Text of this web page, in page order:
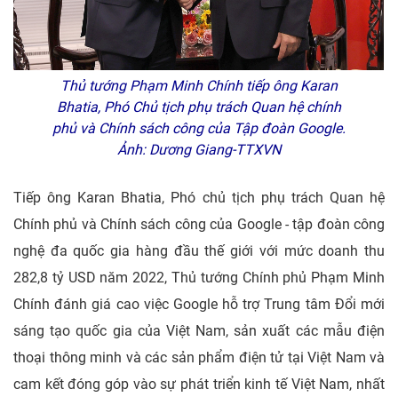
Thủ tướng Phạm Minh Chính tiếp ông Karan
Bhatia, Phó Chủ tịch phụ trách Quan hệ chính
phủ và Chính sách công của Tập đoàn Google.
Ảnh: Dương Giang-TTXVN
Tiếp ông Karan Bhatia, Phó chủ tịch phụ trách Quan hệ
Chính phủ và Chính sách công của Google - tập đoàn công
nghệ đa quốc gia hàng đầu thế giới với mức doanh thu
282,8 tỷ USD năm 2022, Thủ tướng Chính phủ Phạm Minh
Chính đánh giá cao việc Google hỗ trợ Trung tâm Đổi mới
sáng tạo quốc gia của Việt Nam, sản xuất các mẫu điện
thoại thông minh và các sản phẩm điện tử tại Việt Nam và
cam kết đóng góp vào sự phát triển kinh tế Việt Nam, nhất